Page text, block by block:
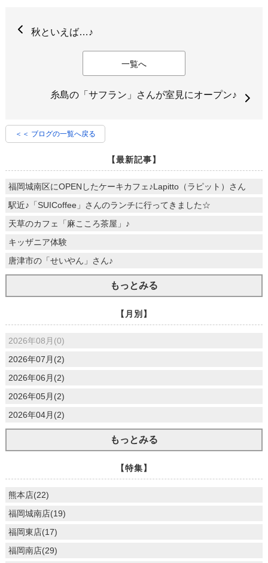
秋といえば…♪
一覧へ
糸島の「サフラン」さんが室見にオープン♪
＜＜ ブログの一覧へ戻る
【最新記事】
福岡城南区にOPENしたケーキカフェ♪Lapitto（ラピット）さん
駅近♪「SUICoffee」さんのランチに行ってきました☆
天草のカフェ「麻こころ茶屋」♪
キッザニア体験
唐津市の「せいやん」さん♪
もっとみる
【月別】
2026年08月(0)
2026年07月(2)
2026年06月(2)
2026年05月(2)
2026年04月(2)
もっとみる
【特集】
熊本店(22)
福岡城南店(19)
福岡東店(17)
福岡南店(29)